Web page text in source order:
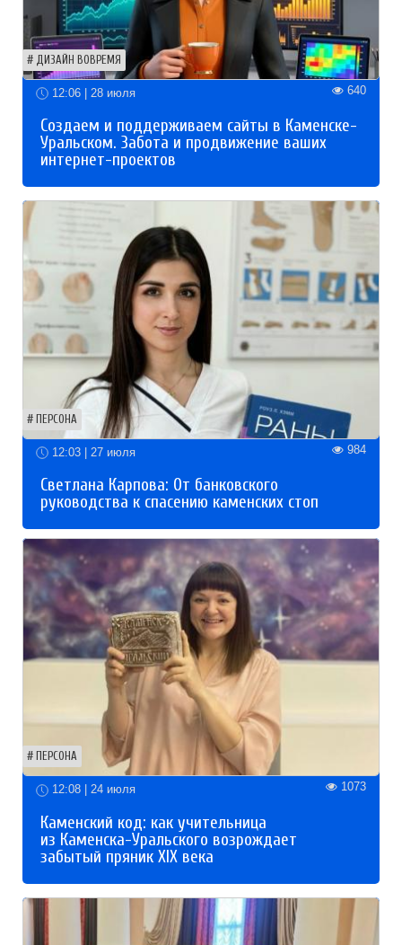
ДИЗАЙН ВОВРЕМЯ
12:06 | 28 июля 640
Создаем и поддерживаем сайты в Каменске-
Уральском. Забота и продвижение ваших
интернет-проектов
ПЕРСОНА
12:03 | 27 июля 984
Светлана Карпова: От банковского
руководства к спасению каменских стоп
ПЕРСОНА
12:08 | 24 июля 1073
Каменский код: как учительница
из Каменска-Уральского возрождает
забытый пряник XIX века